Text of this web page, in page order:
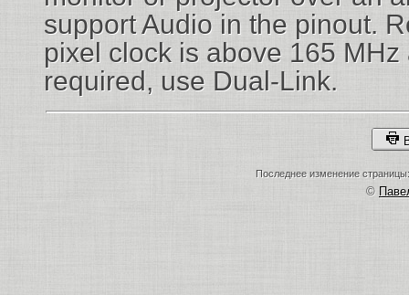
support Audio in the pinout.
pixel clock is above 165
required, use Dual-Link.
Последнее изменение
©